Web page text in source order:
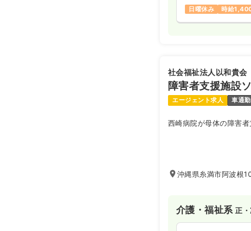
日曜休み
時給
社会福祉法人以和貴会
障害者支援施設
エージェント求人 車通
西崎病院が母体の障害者
沖縄県糸満市阿波根
介護・福祉系正